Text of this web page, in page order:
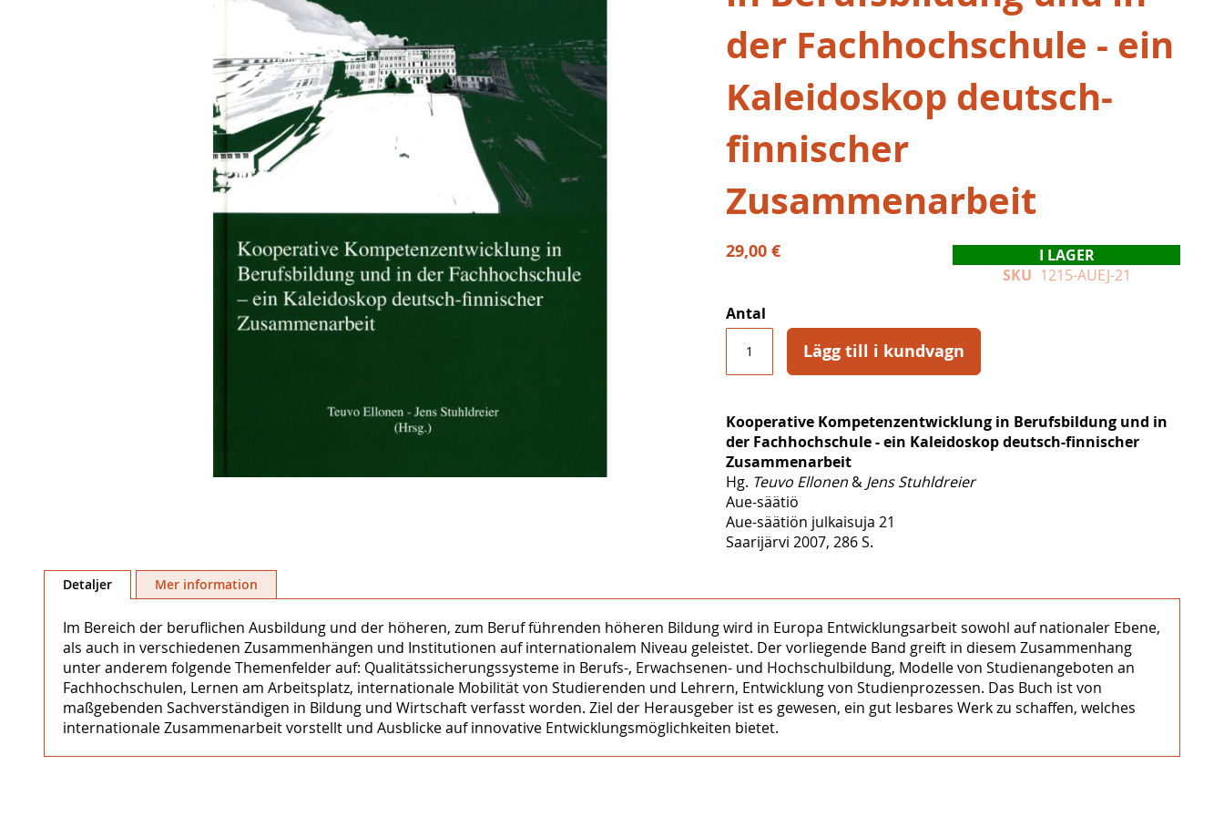
början
der Fachhochschule - ein
Kaleidoskop deutsch-
finnischer
Zusammenarbeit
29,00 €
I LAGER
SKU 1215-AUEJ-21
Antal
Lägg till i kundvagn
Kooperative Kompetenzentwicklung in Berufsbildung und in
der Fachhochschule - ein Kaleidoskop deutsch-finnischer
Zusammenarbeit
Hg. Teuvo Ellonen& Jens Stuhldreier
Aue-säätiö
Aue-säätiön julkaisuja 21
Saarijärvi 2007, 286 S.
Detaljer
Im Bereich der beruflichen Ausbildung und der höheren, zum Beruf führenden höheren Bildung wird in Europa Entwicklungsarbeit sowohl auf nationaler Ebene,
als auch in verschiedenen Zusammenhängen und Institutionen auf internationalem Niveau geleistet. Der vorliegende Band greift in diesem Zusammenhang
unter anderem folgende Themenfelder auf: Qualitätssicherungssysteme in Berufs-, Erwachsenen- und Hochschulbildung, Modelle von Studienangeboten an
Fachhochschulen, Lernen am Arbeitsplatz, internationale Mobilität von Studierenden und Lehrern, Entwicklung von Studienprozessen. Das Buch ist von
maßgebenden Sachverständigen in Bildung und Wirtschaft verfasst worden. Ziel der Herausgeber ist es gewesen, ein gut lesbares Werk zu schaffen, welches
internationale Zusammenarbeit vorstellt und Ausblicke auf innovative Entwicklungsmöglichkeiten bietet.
Mer information